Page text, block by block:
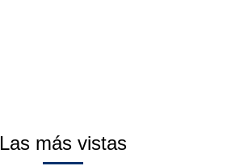
Las más vistas